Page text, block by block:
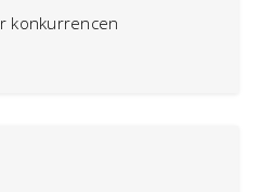
konkurrencen